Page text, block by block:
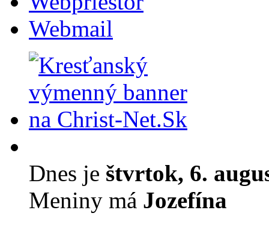
Webmail
Dnes je štvrtok, 6.
Meniny má Jozefína